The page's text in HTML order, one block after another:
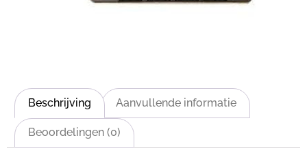
Beschrijving Aanvullende informatie
Beoordelingen (0)